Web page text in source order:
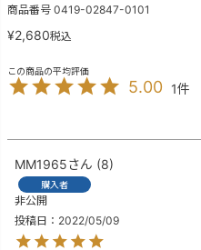
商品番号 0419-02847-0101
¥2,680税込
5.00 1
MM1965 8
購入者
非公開
投稿日
2022/05/09